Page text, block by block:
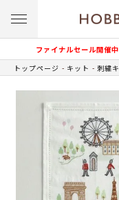
ファイナルセール開催
トップページ キット 刺繍